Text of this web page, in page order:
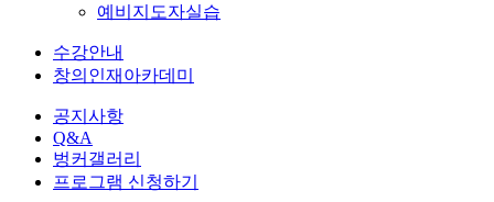
예비지도자실습
수강안내
창의인재아카데미
공지사항
Q&A
벙커갤러리
프로그램 신청하기